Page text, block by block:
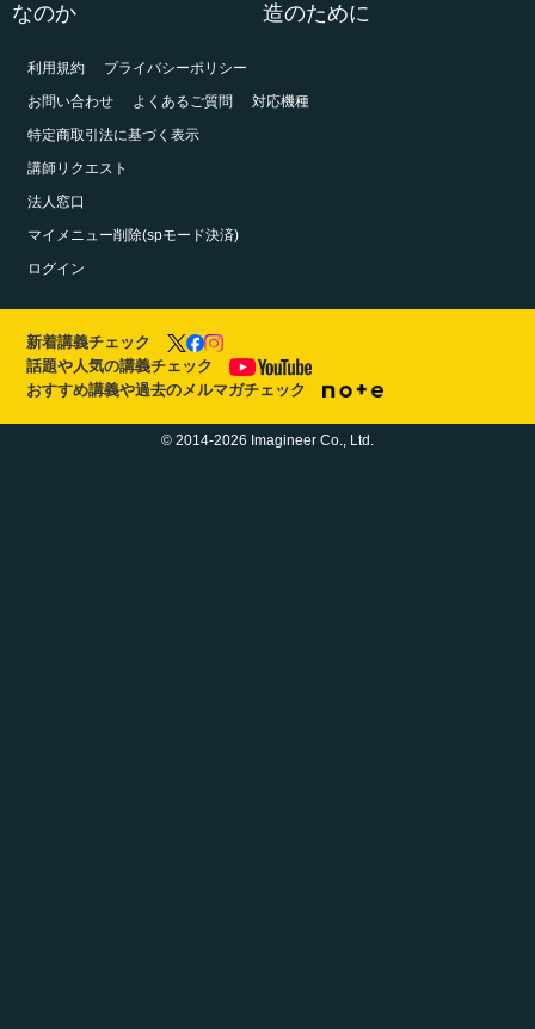
なのか
造のために
利用規約
プライバシーポリシー
お問い合わせ
よくあるご質問
対応機種
特定商取引法に基づく表示
講師リクエスト
法人窓口
マイメニュー削除(spモード決済)
ログイン
新着講義チェック
話題や人気の講義チェック
おすすめ講義や過去のメルマガチェック
© 2014-2026 Imagineer Co., Ltd.